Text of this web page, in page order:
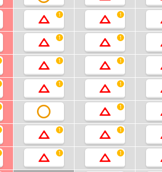
1 1
1 1
1 1
1 1
1
1 1
1 1